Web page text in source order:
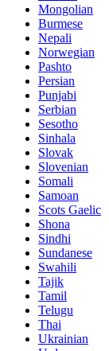
Mongolian
Burmese
Nepali
Norwegian
Pashto
Persian
Punjabi
Serbian
Sesotho
Sinhala
Slovak
Slovenian
Somali
Samoan
Scots Gaelic
Shona
Sindhi
Sundanese
Swahili
Tajik
Tamil
Telugu
Thai
Ukrainian